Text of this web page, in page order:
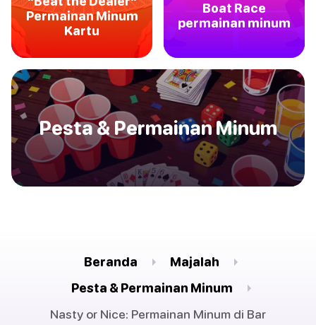
Permainan Minum
Kartu
Boat Race
permainan minum
Pesta & Permainan Minum
Beranda
Majalah
Pesta & Permainan Minum
Nasty or Nice: Permainan Minum di Bar